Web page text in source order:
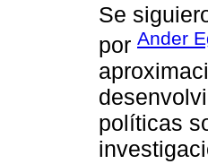
Se
por Ander
políticas